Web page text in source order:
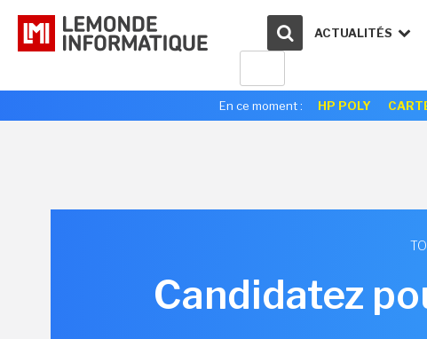
ACTUALITÉS
En ce moment : HP POLY
Candidatez